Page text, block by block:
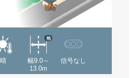
晴
幅9.0～
13.0m
他
信号なし